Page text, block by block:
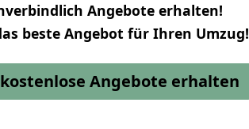
Angebote erhalten!
beste Angebot für Ihren Umzug!
Angebote erhalten